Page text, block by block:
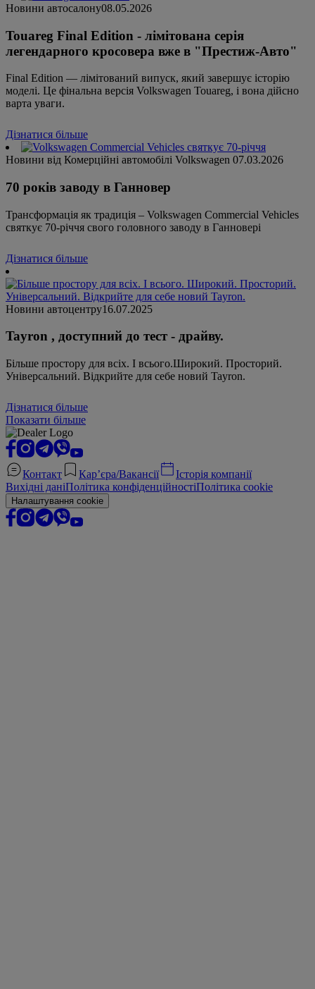
Новини автосалону08.05.2026
Touareg Final Edition - лімітована серія
легендарного кросовера вже в "Престиж-Авто"
Final Edition — лімітований випуск, який завершує історію
моделі. Це фінальна версія Volkswagen Touareg, і вона дійсно
варта уваги.
Дізнатися більше
Новини від Комерційні автомобілі Volkswagen 07.03.2026
70 років заводу в Ганновер
Трансформація як традиція – Volkswagen Commercial Vehicles
святкує 70-річчя свого головного заводу в Ганновері
Дізнатися більше
Новини автоцентру16.07.2025
Tayron , доступний до тест - драйву.
Більше простору для всіх. І всього.Широкий. Просторий.
Універсальний. Відкрийте для себе новий Tayron.
Дізнатися більше
Показати більше
Контакт Кар’єра/Вакансії
Історія компанії
Вихідні даніПолітика конфіденційностіПолітика cookie
Налаштування cookie